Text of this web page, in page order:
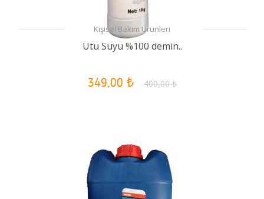
Kişisel Bakım Ürünleri
Ütü Suyu %100 demin..
349,00 ₺ 400,00 ₺